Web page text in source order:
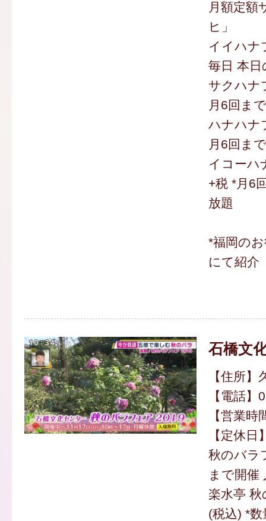
月額定額
ヒ」
イイハナ
毎日 本日
サクハナ
月6回ま
ハナハナ
月6回ま
イコーハ
+税 *月6
放題
*福岡の
にて紹介
石橋文
【住所
【電話
【営業
【定休日
秋のバラ
まで開催
楽水亭
(税込) *数